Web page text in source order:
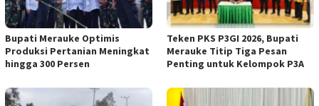
Bupati Merauke Optimis
Produksi Pertanian Meningkat
hingga 300 Persen
Teken PKS P3GI 2026, Bupati
Merauke Titip Tiga Pesan
Penting untuk Kelompok P3A